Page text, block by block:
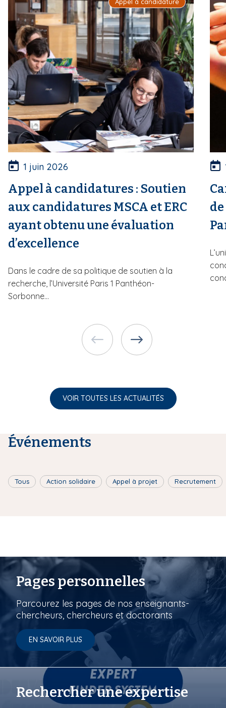
1 juin 2026
Appel à candidatures : Soutien
aux candidatures MSCA et ERC
ayant obtenu une évaluation
d’excellence
Dans le cadre de sa politique de soutien à la
recherche, l’Université Paris 1 Panthéon-
Sorbonne...
VOIR TOUTES LES ACTUALITÉS
Événements
Tous Action solidaire Appel à projet Recrutement
Pages personnelles
Parcourez les pages de nos enseignants-
chercheurs, chercheurs et doctorants
EN SAVOIR PLUS
Rechercher une expertise